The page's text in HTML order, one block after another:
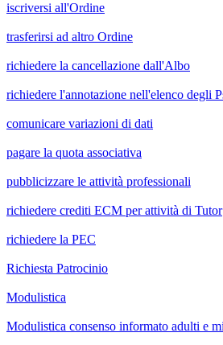
iscriversi all'Ordine
trasferirsi ad altro Ordine
richiedere la cancellazione dall'Albo
richiedere l'annotazione nell'elenco degli
comunicare variazioni di dati
pagare la quota associativa
pubblicizzare le attività professionali
richiedere crediti ECM per attività di Tutor
richiedere la PEC
Richiesta Patrocinio
Modulistica
Modulistica consenso informato adulti e